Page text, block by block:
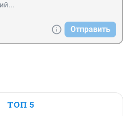
Отправить
ТОП 5